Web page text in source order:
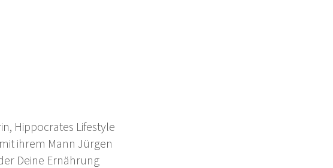
Hippocrates Lifestyle
ihrem Mann Jürgen
Deine Ernährung